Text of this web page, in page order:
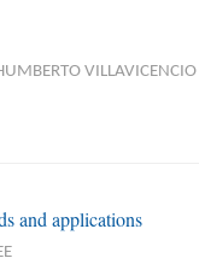
and applications